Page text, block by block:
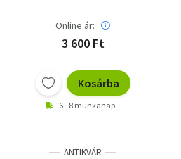
Online ár:
3 600 Ft
Kosárba
6 - 8 munkanap
ANTIKVÁR